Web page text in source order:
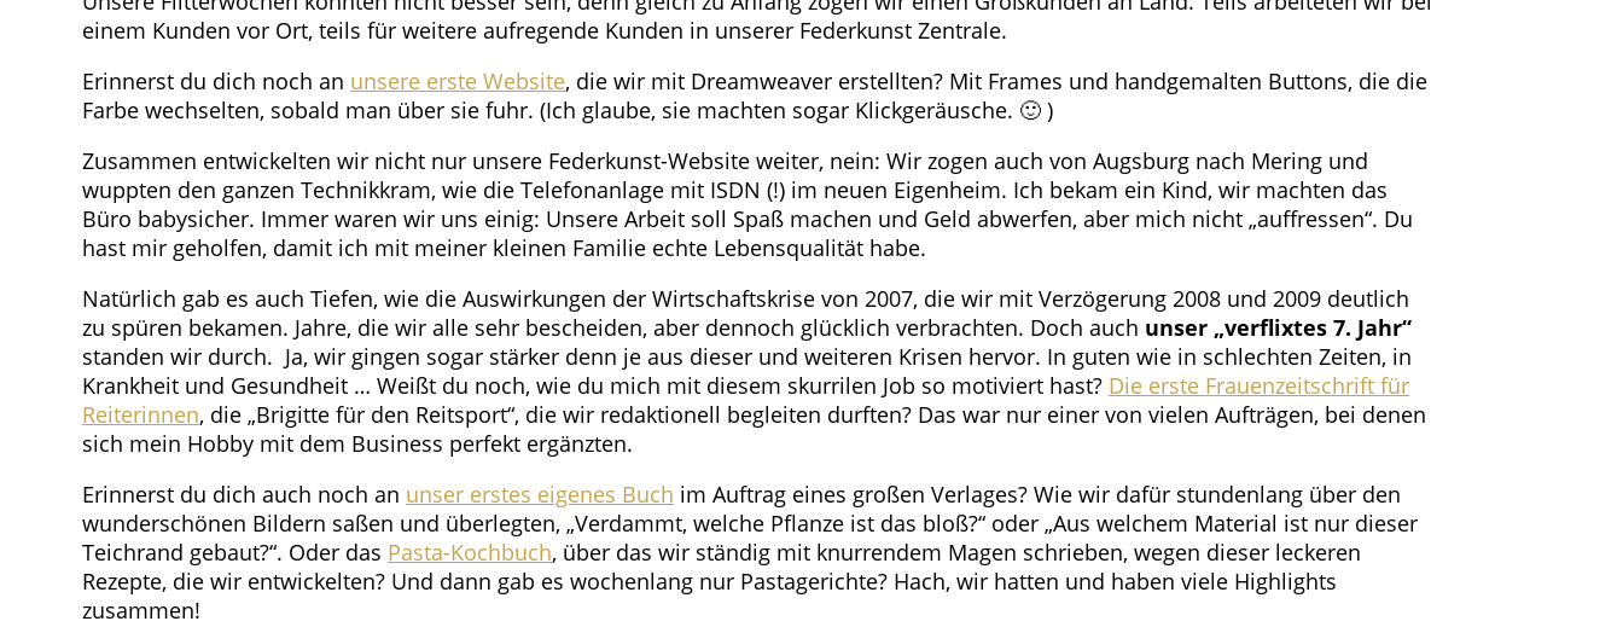
einem Kunden vor Ort, teils für weitere aufregende Kunden in unserer Federkunst Zentrale.
Erinnerst du dich noch an unsere erste Website, die wir mit Dreamweaver erstellten? Mit Frames und handgemalten Buttons, die die
Farbe wechselten, sobald man über sie fuhr. (Ich glaube, sie machten sogar Klickgeräusche. 🙂 )
Zusammen entwickelten wir nicht nur unsere Federkunst-Website weiter, nein: Wir zogen auch von Augsburg nach Mering und
wuppten den ganzen Technikkram, wie die Telefonanlage mit ISDN (!) im neuen Eigenheim. Ich bekam ein Kind, wir machten das
Büro babysicher. Immer waren wir uns einig: Unsere Arbeit soll Spaß machen und Geld abwerfen, aber mich nicht „auffressen“. Du
hast mir geholfen, damit ich mit meiner kleinen Familie echte Lebensqualität habe.
Natürlich gab es auch Tiefen, wie die Auswirkungen der Wirtschaftskrise von 2007, die wir mit Verzögerung 2008 und 2009 deutlich
zu spüren bekamen. Jahre, die wir alle sehr bescheiden, aber dennoch glücklich verbrachten. Doch auch unser „verflixtes 7. Jahr“
standen wir durch. Ja, wir gingen sogar stärker denn je aus dieser und weiteren Krisen hervor. In guten wie in schlechten Zeiten, in
Krankheit und Gesundheit … Weißt du noch, wie du mich mit diesem skurrilen Job so motiviert hast? Die erste Frauenzeitschrift für
Reiterinnen, die „Brigitte für den Reitsport“, die wir redaktionell begleiten durften? Das war nur einer von vielen Aufträgen, bei denen
sich mein Hobby mit dem Business perfekt ergänzten.
Erinnerst du dich auch noch an unser erstes eigenes Buch im Auftrag eines großen Verlages? Wie wir dafür stundenlang über den
wunderschönen Bildern saßen und überlegten, „Verdammt, welche Pflanze ist das bloß?“ oder „Aus welchem Material ist nur dieser
Teichrand gebaut?“. Oder das Pasta-Kochbuch, über das wir ständig mit knurrendem Magen schrieben, wegen dieser leckeren
Rezepte, die wir entwickelten? Und dann gab es wochenlang nur Pastagerichte? Hach, wir hatten und haben viele Highlights
zusammen!